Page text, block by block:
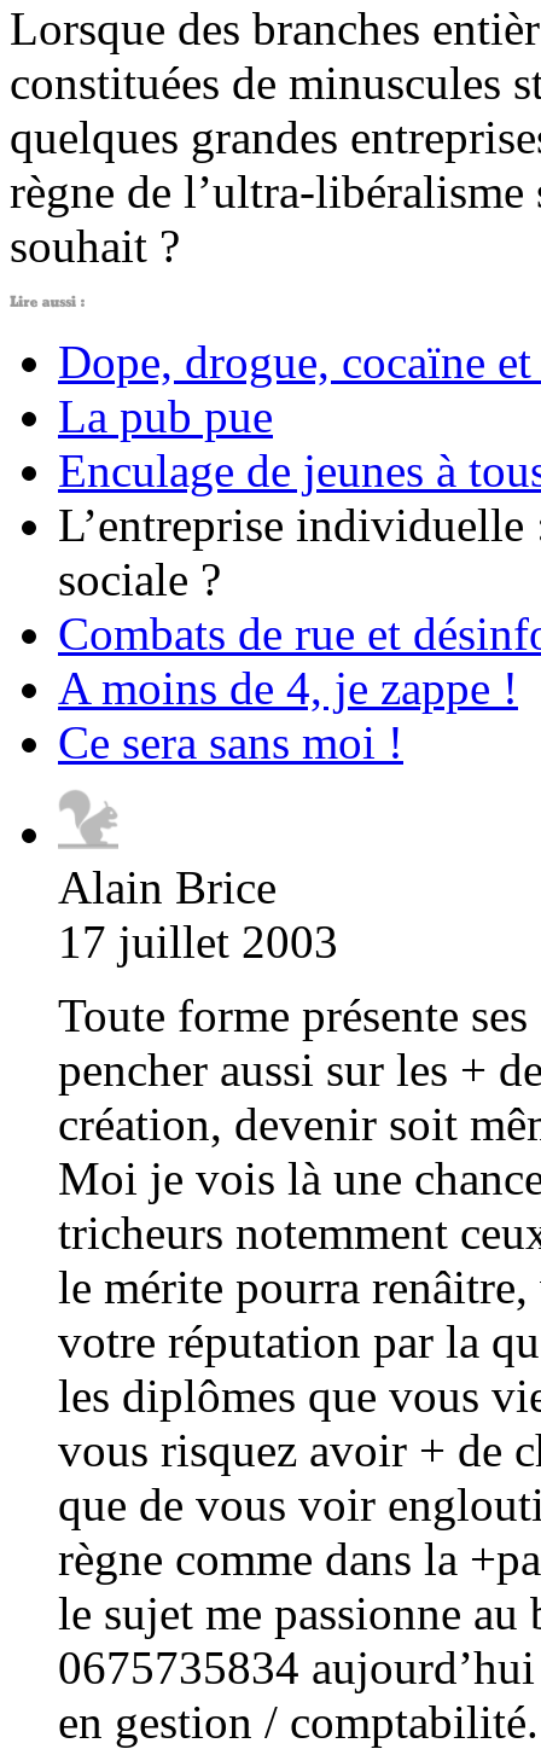
Lorsque des branches
constituées de minuscules
quelques grandes
règne de l’ultra-
souhait ?
Dope, drogue, cocaïne
La pub pue
Enculage de jeunes à
L’entreprise
sociale ?
Combats de rue et
A moins de 4, je zappe !
Ce sera sans moi !
Alain Brice
17 juillet 2003
Toute forme présente
pencher aussi sur les +
création, devenir soit
Moi je vois là une
tricheurs notemment
le mérite pourra
votre réputation par la
les diplômes que vous
vous risquez avoir + de
que de vous voir
règne comme dans la
le sujet me passionne
0675735834
en gestion / comptabilité.